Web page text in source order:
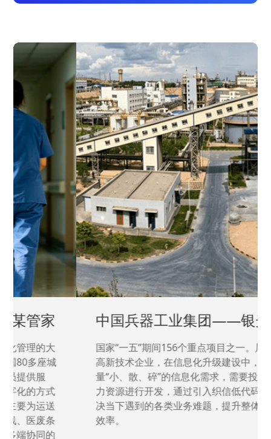
中国兵器工业集团——银光化学
国家“一五”期间156个重点项目之一。属于国家
高新技术企业，在信息化升级建设中，存在大
量“小、散、碎”的信息化需求，需要投入大量人
力资源进行开发，通过引入织信低代码平台，解
决当下遇到的各类业务难题，提升整体的IT研发
效率。